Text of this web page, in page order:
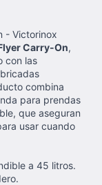
- Victorinox
Carry-On,
con las
combina
para prendas
que aseguran
usar cuando
a 45 litros.